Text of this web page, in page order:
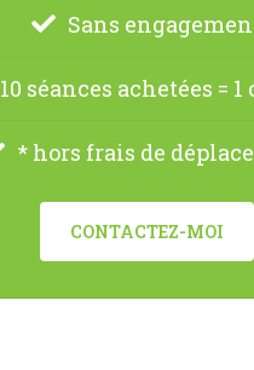
Sans
10 séances achetées = 1
* hors frais de
CONTACTEZ-MOI